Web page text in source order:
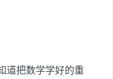
道把数学学好的重